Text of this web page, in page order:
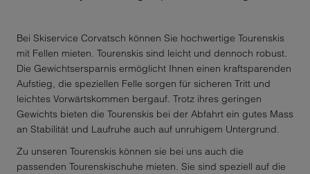
Bei Skiservice Corvatsch können Sie hochwertige Tourenskis
mit Fellen mieten. Tourenskis sind leicht und dennoch robust.
Die Gewichtsersparnis ermöglicht Ihnen einen kraftsparenden
Aufstieg, die speziellen Felle sorgen für sicheren Tritt und
leichtes Vorwärtskommen bergauf. Trotz ihres geringen
Gewichts bieten die Tourenskis bei der Abfahrt ein gutes Mass
an Stabilität und Laufruhe auch auf unruhigem Untergrund.
Zu unseren Tourenskis können sie bei uns auch die
passenden Tourenskischuhe mieten. Sie sind speziell auf die